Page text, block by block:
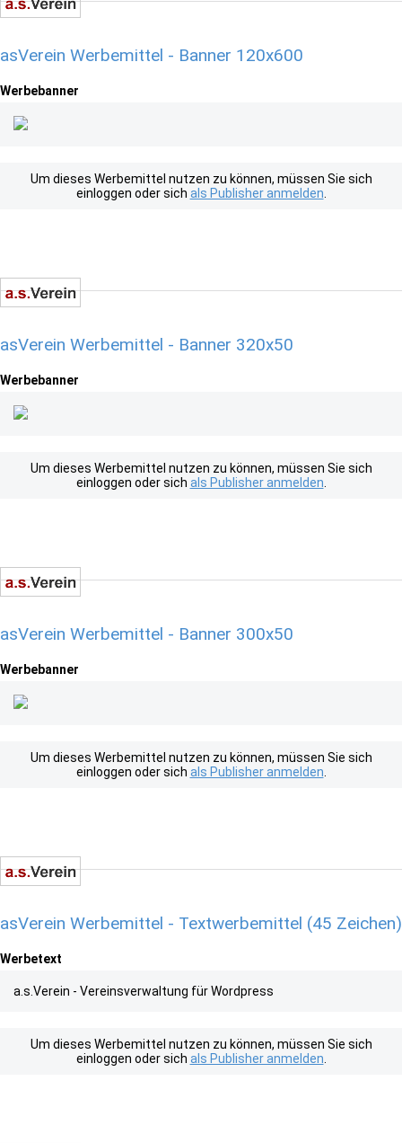
asVerein Werbemittel - Banner 120x600
Werbebanner
Um dieses Werbemittel nutzen zu können, müssen Sie sich
einloggen oder sich als Publisher anmelden
asVerein Werbemittel - Banner 320x50
Werbebanner
Um dieses Werbemittel nutzen zu können, müssen Sie sich
einloggen oder sich als Publisher anmelden
asVerein Werbemittel - Banner 300x50
Werbebanner
Um dieses Werbemittel nutzen zu können, müssen Sie sich
einloggen oder sich als Publisher anmelden
asVerein Werbemittel - Textwerbemittel (45 Zeichen)
Werbetext
a.s.Verein - Vereinsverwaltung für Wordpress
Um dieses Werbemittel nutzen zu können, müssen Sie sich
einloggen oder sich als Publisher anmelden